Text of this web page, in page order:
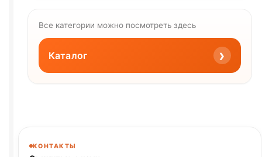
Все категории можно посмотреть здесь
Каталог ›
КОНТАКТЫ